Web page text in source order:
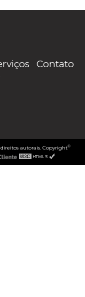
Contato
autorais. Copyright©